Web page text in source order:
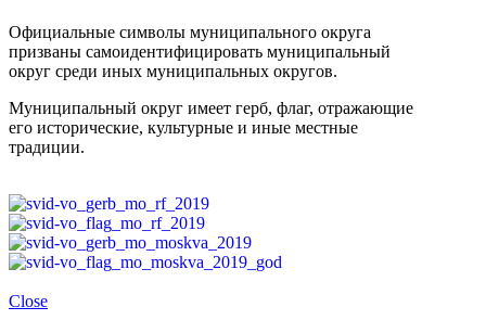
Официальные символы муниципального округа
призваны самоидентифицировать муниципальный
округ среди иных муниципальных округов.
Муниципальный округ имеет герб, флаг, отражающие
его исторические, культурные и иные местные
традиции.
Close